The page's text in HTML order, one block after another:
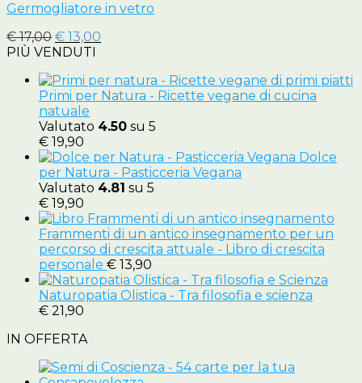
Germogliatore in vetro
€17,00 Il
prezzo
era:
€ 17,00.
€ 13,00
è:
€ 13,00.
PIÙ VENDUTI
Primi per Natura - Ricette vegane di cucina
natuale
Valutato 4.50 su 5
€ 19,90
Dolce
per Natura - Pasticceria Vegana
Valutato 4.81 su 5
€ 19,90
Frammenti di un antico insegnamento per un
percorso di crescita attuale - Libro di crescita
personale € 13,90
Naturopatia Olistica - Tra filosofia e scienza
€ 21,90
IN OFFERTA